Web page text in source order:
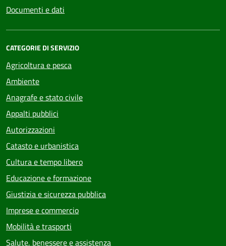
Documenti e dati
CATEGORIE DI SERVIZIO
Agricoltura e pesca
Ambiente
Anagrafe e stato civile
Appalti pubblici
Autorizzazioni
Catasto e urbanistica
Cultura e tempo libero
Educazione e formazione
Giustizia e sicurezza pubblica
Imprese e commercio
Mobilità e trasporti
Salute, benessere e assistenza